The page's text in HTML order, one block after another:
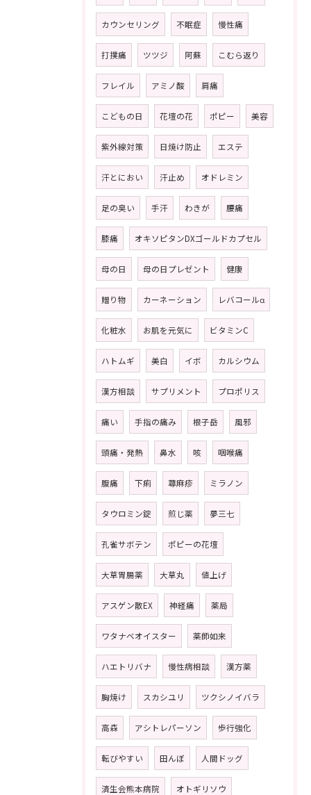
カウンセリング 不眠症 慢性痛
打撲痛 ツツジ 阿蘇 こむら返り
フレイル アミノ酸 肩痛
こどもの日 花壇の花 ポピー 美容
紫外線対策 日焼け防止 エステ
汗とにおい 汗止め オドレミン
足の臭い 手汗 わきが 腰痛
膝痛 オキソピタンDXゴールドカプセル
母の日 母の日プレゼント 健康
贈り物 カーネーション レバコールα
化粧水 お肌を元気に ビタミンC
ハトムギ 美白 イボ カルシウム
漢方相談 サプリメント プロポリス
痛い 手指の痛み 根子岳 風邪
頭痛・発熱 鼻水 咳 咽喉痛
腹痛 下痢 蕁麻疹 ミラノン
タウロミン錠 煎じ薬 夢三七
孔雀サボテン ポピーの花壇
大草胃腸薬 大草丸 値上げ
アスゲン散EX 神経痛 薬局
ワタナベオイスター 薬師如来
ハエトリバナ 慢性病相談 漢方薬
胸焼け スカシユリ ツクシノイバラ
高森 アシトレパーソン 歩行強化
転びやすい 田んぼ 人間ドッグ
済生会熊本病院 オトギリソウ